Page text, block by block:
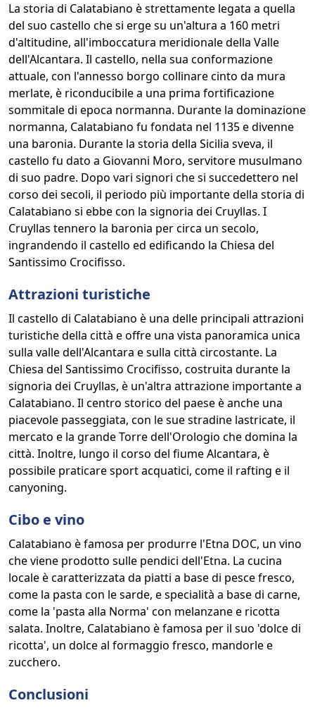
La storia di Calatabiano è strettamente legata a quella
del suo castello che si erge su un'altura a 160 metri
d'altitudine, all'imboccatura meridionale della Valle
dell'Alcantara. Il castello, nella sua conformazione
attuale, con l'annesso borgo collinare cinto da mura
merlate, è riconducibile a una prima fortificazione
sommitale di epoca normanna. Durante la dominazione
normanna, Calatabiano fu fondata nel 1135 e divenne
una baronia. Durante la storia della Sicilia sveva, il
castello fu dato a Giovanni Moro, servitore musulmano
di suo padre. Dopo vari signori che si succedettero nel
corso dei secoli, il periodo più importante della storia di
Calatabiano si ebbe con la signoria dei Cruyllas. I
Cruyllas tennero la baronia per circa un secolo,
ingrandendo il castello ed edificando la Chiesa del
Santissimo Crocifisso.
Attrazioni turistiche
Il castello di Calatabiano è una delle principali attrazioni
turistiche della città e offre una vista panoramica unica
sulla valle dell'Alcantara e sulla città circostante. La
Chiesa del Santissimo Crocifisso, costruita durante la
signoria dei Cruyllas, è un'altra attrazione importante a
Calatabiano. Il centro storico del paese è anche una
piacevole passeggiata, con le sue stradine lastricate, il
mercato e la grande Torre dell'Orologio che domina la
città. Inoltre, lungo il corso del fiume Alcantara, è
possibile praticare sport acquatici, come il rafting e il
canyoning.
Cibo e vino
Calatabiano è famosa per produrre l'Etna DOC, un vino
che viene prodotto sulle pendici dell'Etna. La cucina
locale è caratterizzata da piatti a base di pesce fresco,
come la pasta con le sarde, e specialità a base di carne,
come la 'pasta alla Norma' con melanzane e ricotta
salata. Inoltre, Calatabiano è famosa per il suo 'dolce di
ricotta', un dolce al formaggio fresco, mandorle e
zucchero.
Conclusioni